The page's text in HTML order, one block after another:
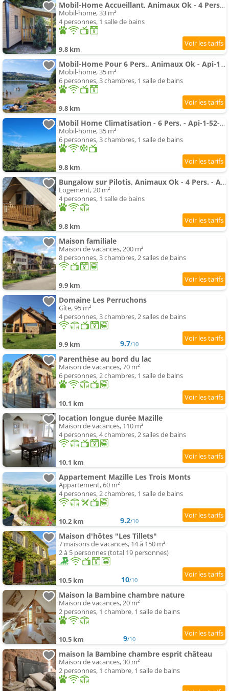
Mobil-Home Accueillant, Animaux Ok - 4 Pers. - Api-1-52-2779
Mobil-home, 33 m²
4 personnes, 1 salle de bains
9.8 km
Mobil-Home Pour 6 Pers., Animaux Ok - Api-1-52-2789
Mobil-home, 35 m²
6 personnes, 3 chambres, 1 salle de bains
9.8 km
Mobil Home Climatisation - 6 Pers. - Api-1-52-2785
Mobil-home, 35 m²
6 personnes, 3 chambres, 1 salle de bains
9.8 km
Bungalow sur Pilotis, Animaux Ok - 4 Pers. - Api-1-52-2784
Logement, 20 m²
4 personnes, 1 salle de bains
9.8 km
Maison familiale
Maison de vacances, 200 m²
8 personnes, 3 chambres, 2 salles de bains
9.9 km
Domaine Les Perruchons
Gîte, 95 m²
4 personnes, 3 chambres, 2 salles de bains
9.9 km 9.7/10
Parenthèse au bord du lac
Maison de vacances, 70 m²
6 personnes, 2 chambres, 1 salle de bains
10.1 km
location longue durée Mazille
Maison de vacances, 110 m²
4 personnes, 4 chambres, 2 salles de bains
10.1 km
Appartement Mazille Les Trois Monts
Appartement, 60 m²
4 personnes, 2 chambres, 1 salle de bains
10.2 km 9.2/10
Maison d'hôtes "Les Tillets"
7 maisons de vacances, 14 à 150 m²
2 à 5 personnes (total 19 personnes)
10.5 km 10/10
Maison la Bambine chambre nature
Maison de vacances, 20 m²
2 personnes, 1 chambre, 1 salle de bains
10.5 km 9/10
maison la Bambine chambre esprit château
Maison de vacances, 30 m²
2 personnes, 1 chambre, 1 salle de bains